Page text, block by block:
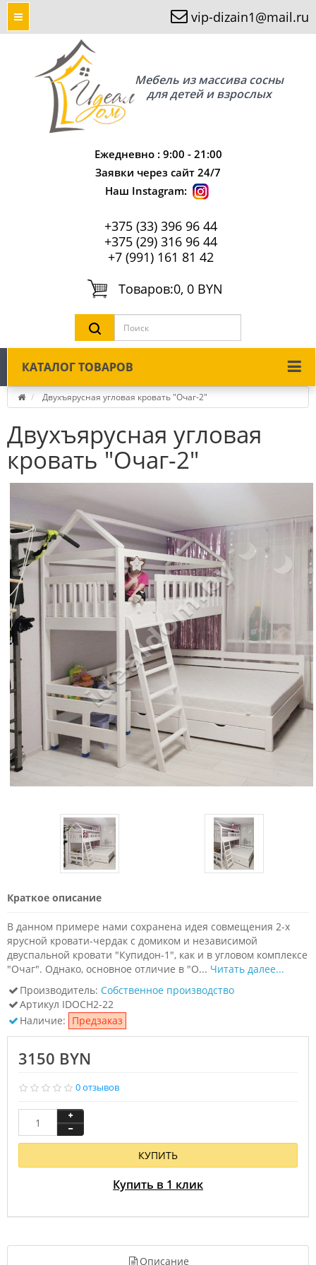
vip-dizain1@mail.ru
Мебель из массива сосны
для детей и взрослых
Ежедневно : 9:00 - 21:00
Заявки через сайт 24/7
Наш Instagram:
+375 (33) 396 96 44
+375 (29) 316 96 44
+7 (991) 161 81 42
Tоваров:0, 0 BYN
КАТАЛОГ ТОВАРОВ
Двухъярусная угловая кровать "Очаг-2"
Двухъярусная угловая
кровать "Очаг-2"
Краткое описание
В данном примере нами сохранена идея совмещения 2-х
ярусной кровати-чердак с домиком и независимой
двуспальной кровати "Купидон-1", как и в угловом комплексе
"Очаг". Однако, основное отличие в "О... Читать далее...
Производитель: Собственное производство
Артикул IDOCH2-22
Наличие: Предзаказ
3150 BYN
0 отзывов
КУПИТЬ
Купить в 1 клик
Описание